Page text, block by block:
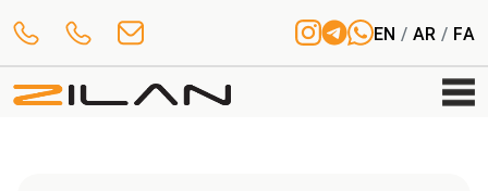
EN /AR/ FA